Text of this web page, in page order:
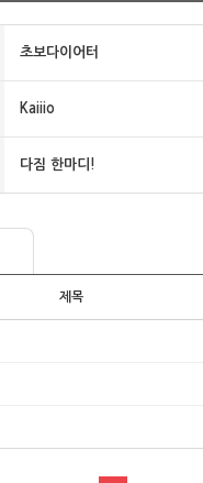
초보다이어터
Kaiiio
다짐 한마디!
제목